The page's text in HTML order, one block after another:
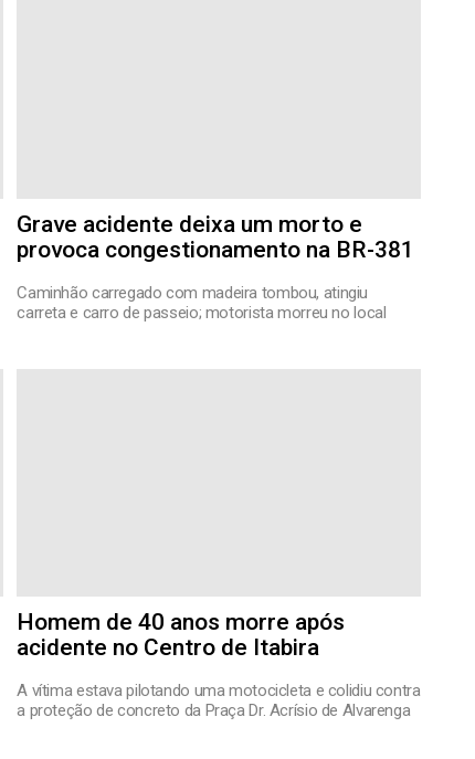
Grave acidente deixa um morto e
provoca congestionamento na BR-381
Caminhão carregado com madeira tombou, atingiu
carreta e carro de passeio; motorista morreu no local
Homem de 40 anos morre após
acidente no Centro de Itabira
A vítima estava pilotando uma motocicleta e colidiu contra
a proteção de concreto da Praça Dr. Acrísio de Alvarenga